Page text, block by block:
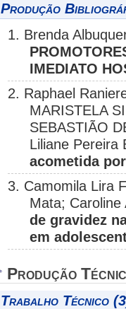
Produção
1. Brenda
IMEDIATO
2. Raphael
MARISTELA
SEBASTIÃO
Liliane Pereira
acometida
3. Camomila Lira
Mata;
de gravidez
em
Produção
Trabalho Técnico